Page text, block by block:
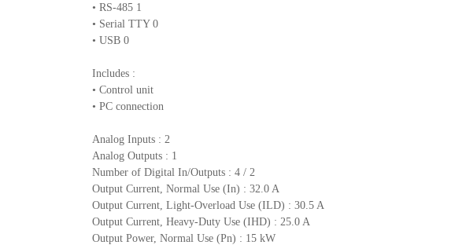
• RS-485 1
• Serial TTY 0
• USB 0
Includes :
• Control unit
• PC connection
Analog Inputs : 2
Analog Outputs : 1
Number of Digital In/Outputs : 4 / 2
Output Current, Normal Use (In) : 32.0 A
Output Current, Light-Overload Use (ILD) : 30.5 A
Output Current, Heavy-Duty Use (IHD) : 25.0 A
Output Power, Normal Use (Pn) : 15 kW